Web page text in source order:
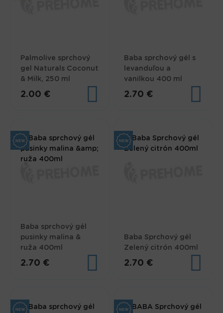
Palmolive sprchový
gel Naturals Coconut
& Milk, 250 ml
2.00 €
Baba sprchový gél s
levanduľou a
vanilkou 400 ml
2.70 €
Baba sprchový gél
pusinky malina &
ruža 400ml
2.70 €
Baba Sprchový gél
Zelený citrón 400ml
2.70 €